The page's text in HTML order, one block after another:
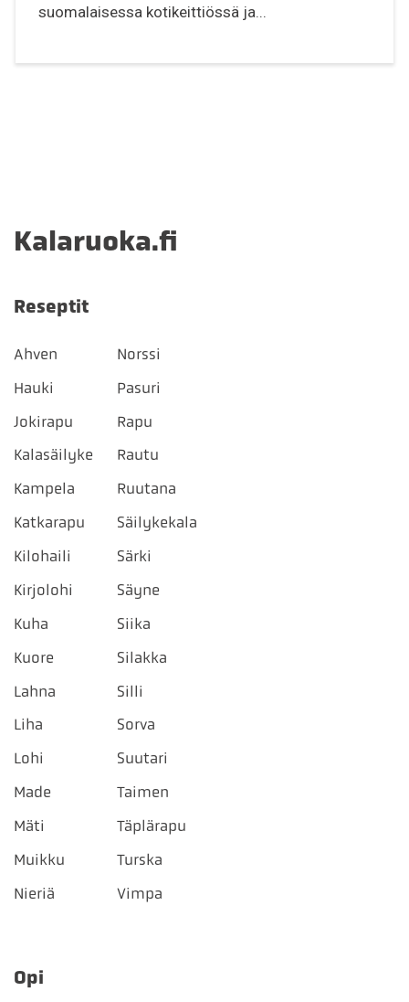
suomalaisessa kotikeittiössä ja...
Kalaruoka.fi
Reseptit
Ahven
Hauki
Jokirapu
Kalasäilyke
Kampela
Katkarapu
Kilohaili
Kirjolohi
Kuha
Kuore
Lahna
Liha
Lohi
Made
Mäti
Muikku
Nieriä
Norssi
Pasuri
Rapu
Rautu
Ruutana
Säilykekala
Särki
Säyne
Siika
Silakka
Silli
Sorva
Suutari
Taimen
Täplärapu
Turska
Vimpa
Opi